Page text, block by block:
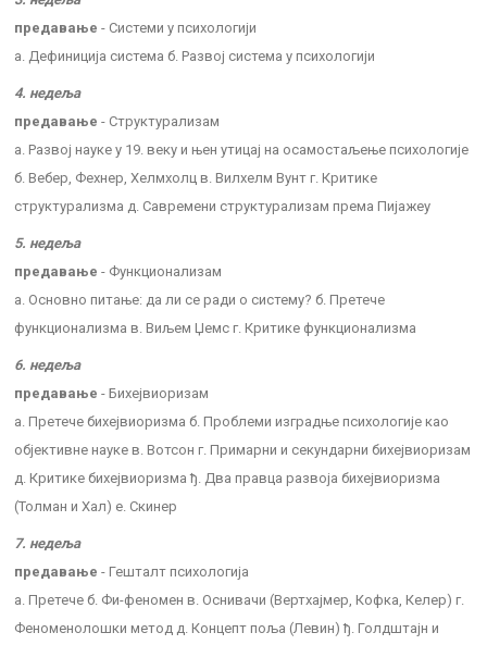
предавање - Системи у психологији
а. Дефиниција система б. Развој система у психологији
4. недеља
предавање - Структурализам
а. Развој науке у 19. веку и њен утицај на осамостаљење психологије
б. Вебер, Фехнер, Хелмхолц в. Вилхелм Вунт г. Критике
структурализма д. Савремени структурализам према Пијажеу
5. недеља
предавање - Функционализам
а. Основно питање: да ли се ради о систему? б. Претече
функционализма в. Виљем Џемс г. Критике функционализма
6. недеља
предавање - Бихејвиоризам
а. Претече бихејвиоризма б. Проблеми изградње психологије као
објективне науке в. Вотсон г. Примарни и секундарни бихејвиоризам
д. Критике бихејвиоризма ђ. Два правца развоја бихејвиоризма
(Толман и Хал) е. Скинер
7. недеља
предавање - Гешталт психологија
а. Претече б. Фи-феномен в. Оснивачи (Вертхајмер, Кофка, Келер) г.
Феноменолошки метод д. Концепт поља (Левин) ђ. Голдштајн и